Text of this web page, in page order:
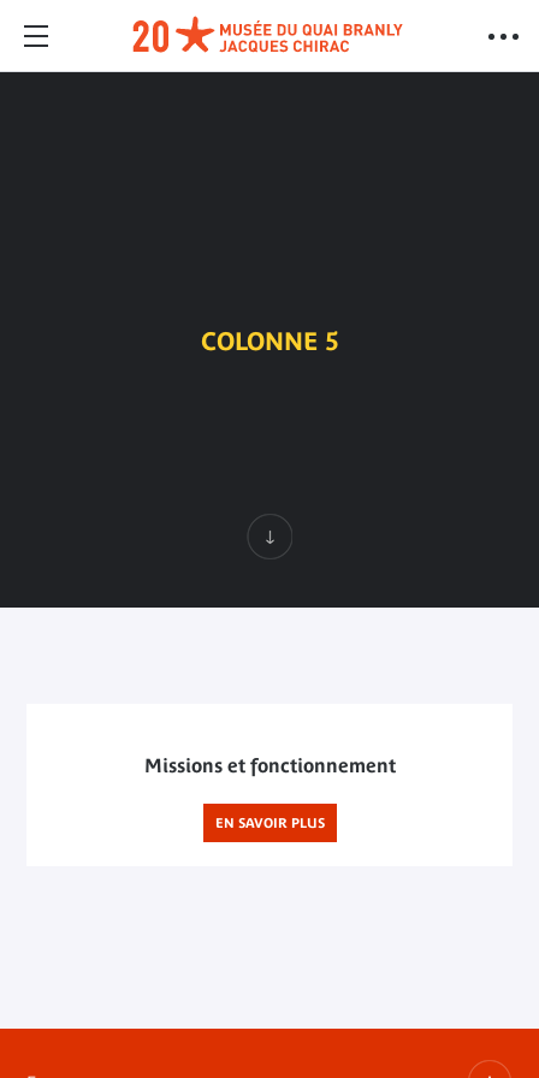
COLONNE 5
Missions et fonctionnement
EN SAVOIR PLUS